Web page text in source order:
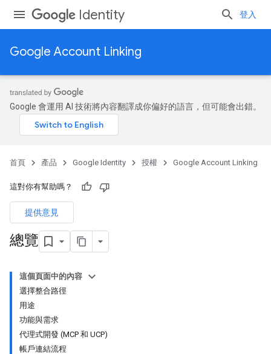
Identity 登入
Google Account Linking
Google 會運用 AI 技術將內容翻譯成你偏好的語言，但可能會出錯。
首頁 產品 Google Identity 授權 Google Account Linking
這對你有幫助嗎？
提供意見
總覽
這個頁面中的內容
選擇整合路徑
用途
功能與需求
代理式開發 (MCP 和 UCP)
帳戶連結流程